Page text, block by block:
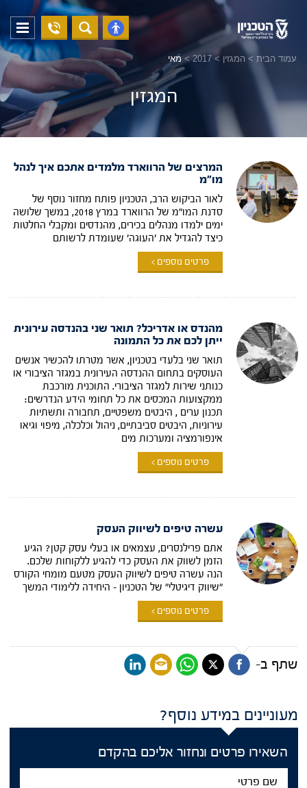
פתח
נגישות
04-
8294228
פתח
תפריט
עמוד הבית > המגזין >
2017
> מאי
המגזין
המרצים של הרווארד מלמדים אתכם איך לנהל
מו"מ
לאור הביקוש הרב, הטכניון פותח מחזור נוסף של
סדנת המו"מ של הרווארד במרץ 2018, במשך שלושה
ימים ילמדו מנהלים בכירים, מהנדסים ומקבלי החלטות
כיצד להגדיל את 'העוגה' שעומדת לרשותם
פרטים נוספים >
מהנדס או אדריכל? תואר שני בהנדסה עירונית
ייתן לכם את כל התמונה
תואר שני בלעדי בטכניון, אשר מטרתו להכשיר אנשים
העוסקים בתחום ההנדסה העירונית במגזר הציבורי או
כנותני שירות למגזר הציבורי. התוכנית מורכבת
ממקצועות המכסים את כל תחומי הידע הנדרשים:
תכנון ערים , היבטים משפטיים, תחבורה ותשתיות
עירוניות, היבטים סביבתיים, ניהול וכלכלה, מיפוי וגיאו
אינפורמציה ומערכות מים
פרטים נוספים >
עשרה טיפים לשיווק העסק
אתם פרילנסרים, עצמאים או בעלי עסק קטן? הגיע
הזמן לשווק את העסק כדי להגיע ללקוחות שלכם.
הנה עשרה טיפים לשיווק העסק מטעם מומחי הקורס
"שיווק דיגיטלי" של הטכניון – היחידה ללימודי המשך
פרטים נוספים >
שתף ב-
מעוניינים במידע נוסף?
השאירו פרטים ונחזור אליכם בהקדם
שם
פרטי